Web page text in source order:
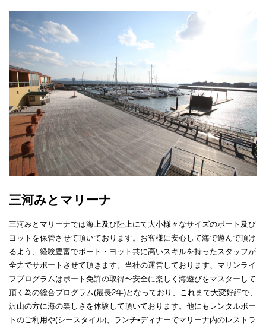
三河みとマリーナ
三河みとマリーナでは海上及び陸上にて大小様々なサイズのボート及び
ヨットを保管させて頂いております。お客様に安心して海で遊んで頂け
るよう、経験豊富でボート・ヨット共に高いスキルを持ったスタッフが
全力でサポートさせて頂きます。当社の運営しております、マリンライ
フプログラムはボート免許の取得〜安全に楽しく海遊びをマスターして
頂く為の総合プログラム(最長2年)となっており、これまで大変好評で、
沢山の方に海の楽しさを体験して頂いております。他にもレンタルボー
トのご利用や(シースタイル)、ランチ•ディナーでマリーナ内のレストラ